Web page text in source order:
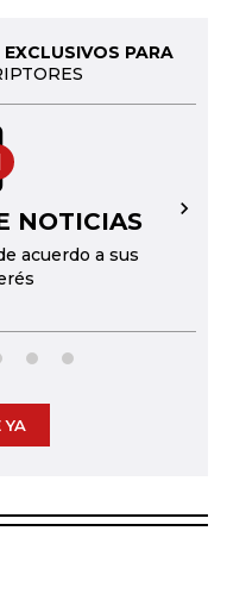
PARA
NOTICIAS
acuerdo a sus
→
YA